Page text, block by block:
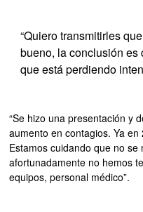
“Quiero transmitirles
bueno, la conclusión es
que está perdiendo
“Se hizo una presentación y
aumento en contagios. Ya
Estamos cuidando que no
afortunadamente no hemos
equipos, personal médico”.